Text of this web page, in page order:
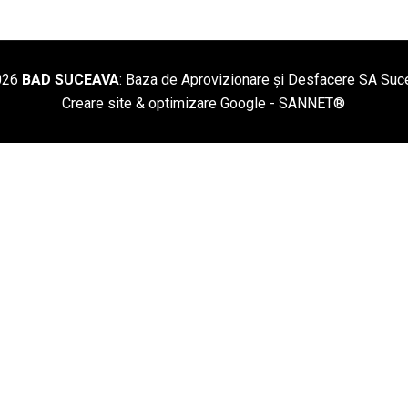
BAD SUCEAVA: Baza de Aprovizionare și Desfacere SA
Creare site & optimizare Google -SANNET®